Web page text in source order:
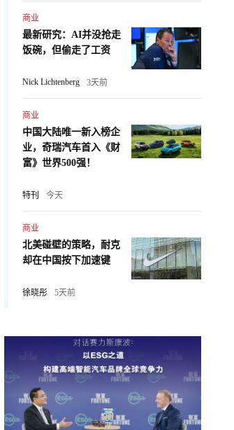
商业
最新研究：AI并没抢走
饭碗，但偷走了工资
Nick Lichtenberg 3天前
商业
中国大陆唯一新入榜企
业，奇瑞汽车首入《财
富》世界500强！
特刊 今天
商业
北美碰壁的策略，耐克
却在中国按下加速键
徐晓彤 5天前